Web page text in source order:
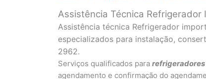
Assistência Técnica
Assistência técnica Refrigerador
especializados para instalação,
2962.
Serviços qualificados para refrigeradores
agendamento e confirmação do